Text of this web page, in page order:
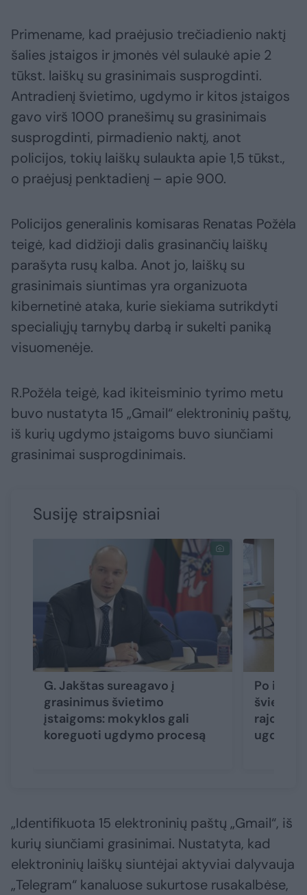
Primename, kad praėjusio trečiadienio naktį
šalies įstaigos ir įmonės vėl sulaukė apie 2
tūkst. laiškų su grasinimais susprogdinti.
Antradienį švietimo, ugdymo ir kitos įstaigos
gavo virš 1000 pranešimų su grasinimais
susprogdinti, pirmadienio naktį, anot
policijos, tokių laiškų sulaukta apie 1,5 tūkst.,
o praėjusį penktadienį – apie 900.
Policijos generalinis komisaras Renatas Požėla
teigė, kad didžioji dalis grasinančių laiškų
parašyta rusų kalba. Anot jo, laiškų su
grasinimais siuntimas yra organizuota
kibernetinė ataka, kurie siekiama sutrikdyti
specialiųjų tarnybų darbą ir sukelti paniką
visuomenėje.
R.Požėla teigė, kad ikiteisminio tyrimo metu
buvo nustatyta 15 „Gmail“ elektroninių paštų,
iš kurių ugdymo įstaigoms buvo siunčiami
grasinimai susprogdinimais.
Susiję straipsniai
G. Jakštas sureagavo į
grasinimus švietimo
įstaigoms: mokyklos gali
koreguoti ugdymo procesą
Po
rajone
„Identifikuota 15 elektroninių paštų „Gmail“, iš
kurių siunčiami grasinimai. Nustatyta, kad
elektroninių laiškų siuntėjai aktyviai dalyvauja
„Telegram“ kanaluose sukurtose rusakalbėse,